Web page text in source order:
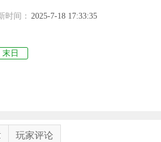
时间： 2025-7-18 17:33:35
末日
玩家评论